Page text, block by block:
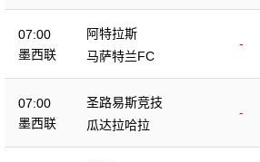
07:00
墨西联
阿特拉斯
-
马萨特兰FC
07:00
墨西联
圣路易斯竞技
-
瓜达拉哈拉